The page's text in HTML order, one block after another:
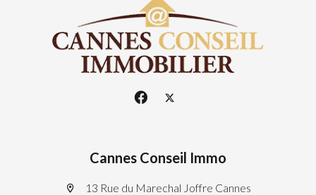
Cannes Conseil Immo
13 Rue du Marechal Joffre Cannes